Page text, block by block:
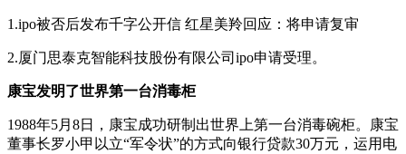
1.ipo被否后发布千字公开信 红星美羚回应：将申请复审
2.厦门思泰克智能科技股份有限公司ipo申请受理。
康宝发明了世界第一台消毒柜
1988年5月8日，康宝成功研制出世界上第一台消毒碗柜。康宝
董事长罗小甲以立“军令状”的方式向银行贷款30万元，运用电